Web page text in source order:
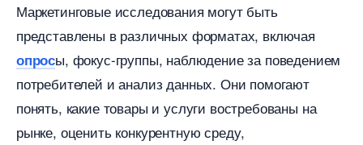
Маркетинговые исследования могут быть
представлены в различных форматах, включая
опросы, фокус-группы, наблюдение за поведением
потребителей и анализ данных. Они помогают
понять, какие товары и услуги востребованы на
рынке, оценить конкурентную среду,